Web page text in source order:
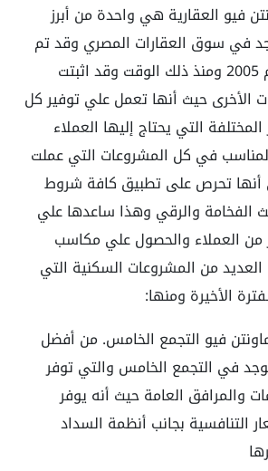
فيو العقارية هي واحدة من أبرز
في سوق العقارات المصري وقد تم
تأسيسها في العام 2005 ومنذ ذلك الوقت وقد اثبتت
الأخرى حيث أنها تعمل علي توفير كل
التي يحتاج إليها العملاء
في كل المشروعات التي عملت
أنها تحرص على تطبيق كافة شروط
الفخامة والرقي وهذا ساعدها علي
العملاء والحصول علي مكاسب
العديد من المشروعات السكنية التي
الأخيرة ومنها:
فيو التجمع الخامس. من أفضل
في التجمع الخامس والتي توفر
والمرافق العامة حيث أنه يوفر
التنافسية بجانب أنظمة السداد